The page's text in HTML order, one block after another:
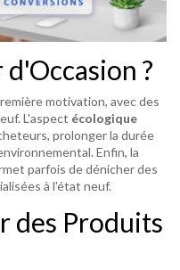
?
motivation, avec des
L'aspect écologique
prolonger la durée
Enfin, la
parfois de dénicher des
à l'état neuf.
des Produits